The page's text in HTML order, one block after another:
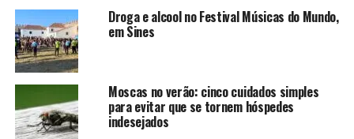
Droga e alcool no Festival Músicas do Mundo,
em Sines
Moscas no verão: cinco cuidados simples
para evitar que se tornem hóspedes
indesejados